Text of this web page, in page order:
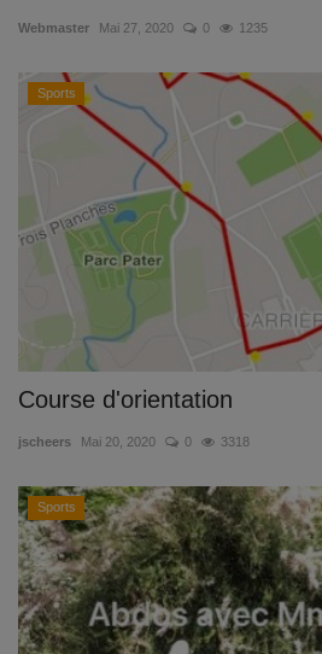
Notre offre d'enseignement (2026)
Association des Parents
Offre d'enseignement & inscriptions
Ancien-ne-s du CES Saint-Vincent
Internats
Documents
Services
Webmaster Mai 27, 2020 0 1235
Sports
Course d'orientation
jscheers Mai 20, 2020 0 3318
Sports